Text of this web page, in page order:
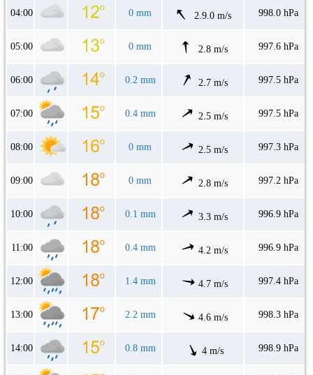
04:00 0 mm 2.9.0 m/s 998.0 hPa
05:00 0 mm 2.8 m/s 997.6 hPa
06:00 0.2 mm 2.7 m/s 997.5 hPa
07:00 0.4 mm 2.5 m/s 997.5 hPa
08:00 0 mm 2.5 m/s 997.3 hPa
09:00 0 mm 2.8 m/s 997.2 hPa
10:00 0.1 mm 3.3 m/s 996.9 hPa
11:00 0.4 mm 4.2 m/s 996.9 hPa
12:00 1.4 mm 4.7 m/s 997.4 hPa
13:00 2.2 mm 4.6 m/s 998.3 hPa
14:00 0.8 mm 4 m/s 998.9 hPa